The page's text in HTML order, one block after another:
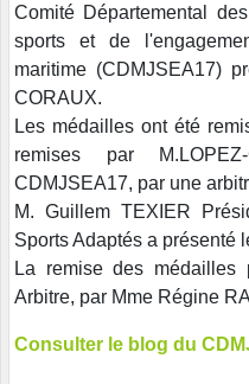
Comité Départemental
sports et de
maritime (CDMJSEA17)
CORAUX.
Les médailles ont été
remises par
CDMJSEA17, par une
M. Guillem TEXIER
Sports Adaptés a présenté
La remise des
Arbitre, par Mme Régine
Consulter le blog du